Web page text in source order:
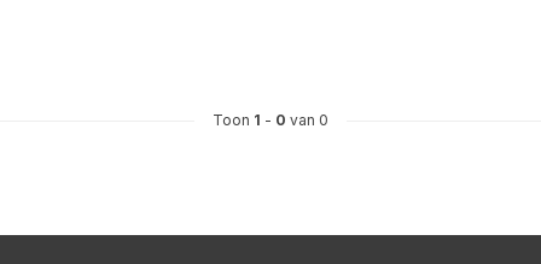
Toon 1 - 0 van 0